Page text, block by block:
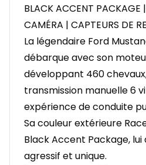
BLACK ACCENT PACKAGE
CAMÉRA | CAPTEURS DE
La légendaire Ford
débarque avec son
développant 460
transmission manuelle 6
expérience de conduite
Sa couleur extérieure
Black Accent Package, lui
agressif et unique.